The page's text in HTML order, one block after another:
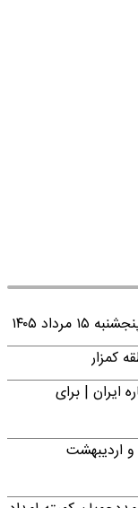
۱۴۰۵
کمزار
ایران | برای
و اردیبهشت